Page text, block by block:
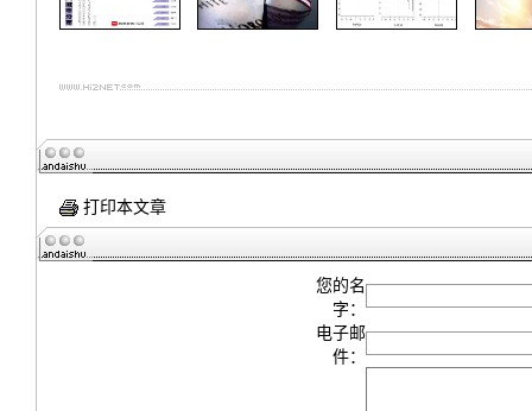
打印本文章
您的名
字：
电子邮
件：